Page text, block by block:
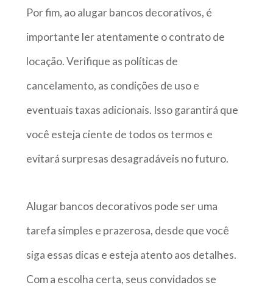
Por fim, ao alugar bancos decorativos, é
importante ler atentamente o contrato de
locação. Verifique as políticas de
cancelamento, as condições de uso e
eventuais taxas adicionais. Isso garantirá que
você esteja ciente de todos os termos e
evitará surpresas desagradáveis no futuro.
Alugar bancos decorativos pode ser uma
tarefa simples e prazerosa, desde que você
siga essas dicas e esteja atento aos detalhes.
Com a escolha certa, seus convidados se